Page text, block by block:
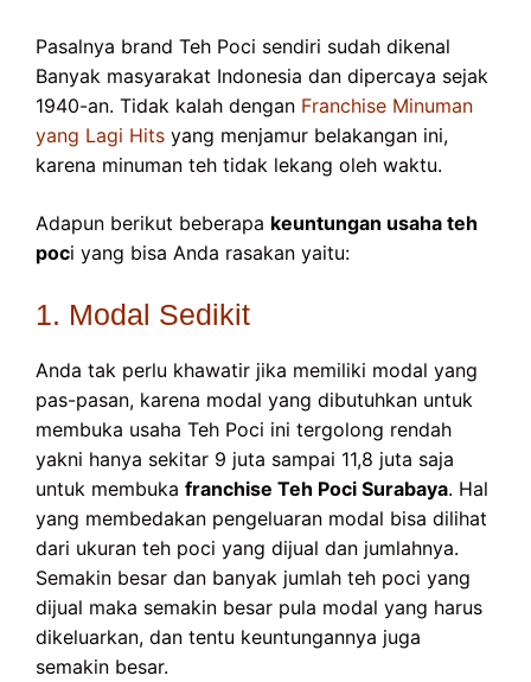
Pasalnya brand Teh Poci sendiri sudah dikenal
Banyak masyarakat Indonesia dan dipercaya sejak
1940-an. Tidak kalah dengan Franchise Minuman
yang Lagi Hits yang menjamur belakangan ini,
karena minuman teh tidak lekang oleh waktu.
Adapun berikut beberapa keuntungan usaha teh
poci yang bisa Anda rasakan yaitu:
1. Modal Sedikit
Anda tak perlu khawatir jika memiliki modal yang
pas-pasan, karena modal yang dibutuhkan untuk
membuka usaha Teh Poci ini tergolong rendah
yakni hanya sekitar 9 juta sampai 11,8 juta saja
untuk membuka franchise Teh Poci Surabaya. Hal
yang membedakan pengeluaran modal bisa dilihat
dari ukuran teh poci yang dijual dan jumlahnya.
Semakin besar dan banyak jumlah teh poci yang
dijual maka semakin besar pula modal yang harus
dikeluarkan, dan tentu keuntungannya juga
semakin besar.